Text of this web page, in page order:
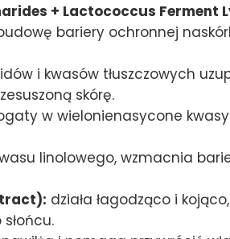
+ Lactococcus Ferment
bariery ochronnej
i kwasów tłuszczowych
skórę.
w wielonienasycone kwasy
linolowego, wzmacnia
działa łagodząco i